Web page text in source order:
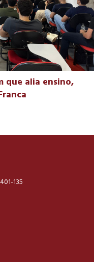
que alia ensino,
135